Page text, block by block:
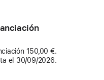
150,00 €.
el 30/09/2026.